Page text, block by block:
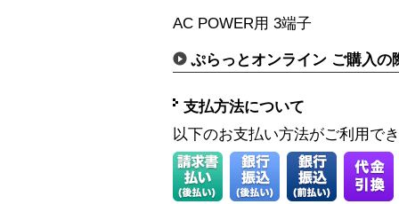
AC POWER用 3端子
ぷらっとオンライン ご購入の
支払方法について
以下のお支払い方法がご利用で